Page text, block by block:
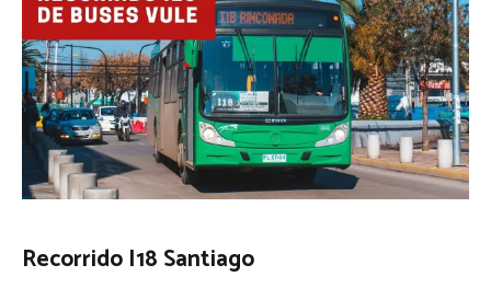
Recorrido I18 Santiago